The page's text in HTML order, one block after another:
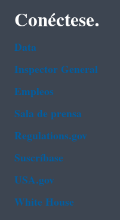
Conéctese.
Data
Inspector General
Empleos
Sala de prensa
Regulations.gov
Suscríbase
USA.gov
White House